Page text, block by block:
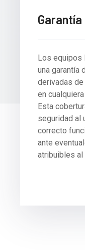
Garantía
Los equipos
una garantía
derivadas
en
Esta
seguridad al
correcto
ante
atribuibles